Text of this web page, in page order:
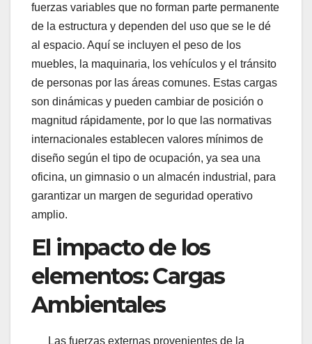
fuerzas variables que no forman parte permanente
de la estructura y dependen del uso que se le dé
al espacio. Aquí se incluyen el peso de los
muebles, la maquinaria, los vehículos y el tránsito
de personas por las áreas comunes. Estas cargas
son dinámicas y pueden cambiar de posición o
magnitud rápidamente, por lo que las normativas
internacionales establecen valores mínimos de
diseño según el tipo de ocupación, ya sea una
oficina, un gimnasio o un almacén industrial, para
garantizar un margen de seguridad operativo
amplio.
El impacto de los
elementos: Cargas
Ambientales
Las fuerzas externas provenientes de la